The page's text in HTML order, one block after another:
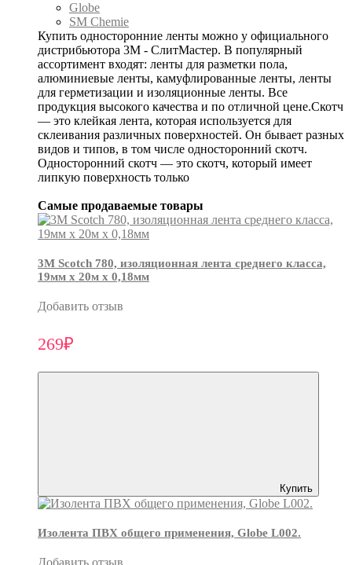
Globe
SM Chemie
Купить односторонние ленты можно у официального
дистрибьютора 3М - СлитМастер. В популярный
ассортимент входят: ленты для разметки пола,
алюминиевые ленты, камуфлированные ленты, ленты
для герметизации и изоляционные ленты. Все
продукция высокого качества и по отличной цене.Скотч
— это клейкая лента, которая используется для
склеивания различных поверхностей. Он бывает разных
видов и типов, в том числе односторонний скотч.
Односторонний скотч — это скотч, который имеет
липкую поверхность только
Самые продаваемые товары
3М Scotch 780, изоляционная лента среднего класса,
19мм х 20м х 0,18мм
Добавить отзыв
269₽
Купить
Изолента ПВХ общего применения, Globe L002.
Добавить отзыв